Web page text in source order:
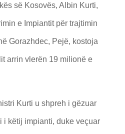
së Kosovës, Albin Kurti,
e Impiantit për trajtimin
Gorazhdec, Pejë, kostoja
arrin vlerën 19 milionë e
Kurti u shpreh i gëzuar
i këtij impianti, duke veçuar